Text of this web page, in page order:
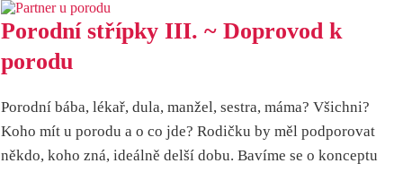
Porodní střípky III. ~ Doprovod k
porodu
Porodní bába, lékař, dula, manžel, sestra, máma? Všichni?
Koho mít u porodu a o co jde? Rodičku by měl podporovat
někdo, koho zná, ideálně delší dobu. Bavíme se o konceptu